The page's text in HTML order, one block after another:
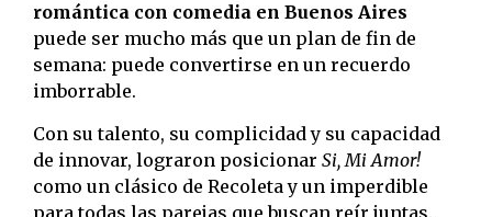
romántica con comedia en Buenos Aires
puede ser mucho más que un plan de fin de
semana: puede convertirse en un recuerdo
imborrable.
Con su talento, su complicidad y su capacidad
de innovar, lograron posicionar Si, Mi Amor!
como un clásico de Recoleta y un imperdible
para todas las parejas que buscan reír juntas.